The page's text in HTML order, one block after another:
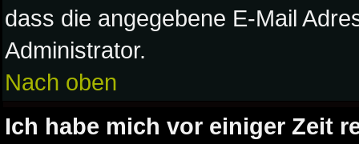
dass die angegebene E-Mail
Administrator.
Nach oben
Ich habe mich vor einiger Zeit